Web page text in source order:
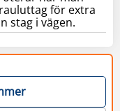
för extra
stag i vägen.